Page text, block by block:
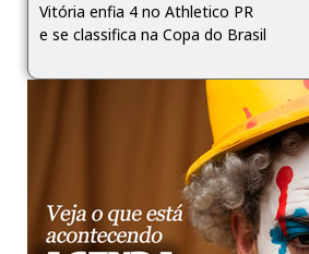
Vitória enfia 4 no Athletico PR
e se classifica na Copa do Brasil